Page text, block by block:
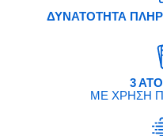
ΔΥΝΑΤΟΤΗΤΑ
3
ΜΕ ΧΡΗΣΗ